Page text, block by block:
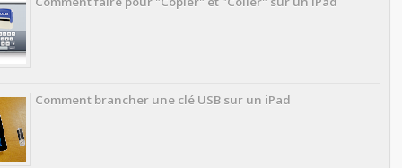
Comment brancher une clé USB sur un iPad